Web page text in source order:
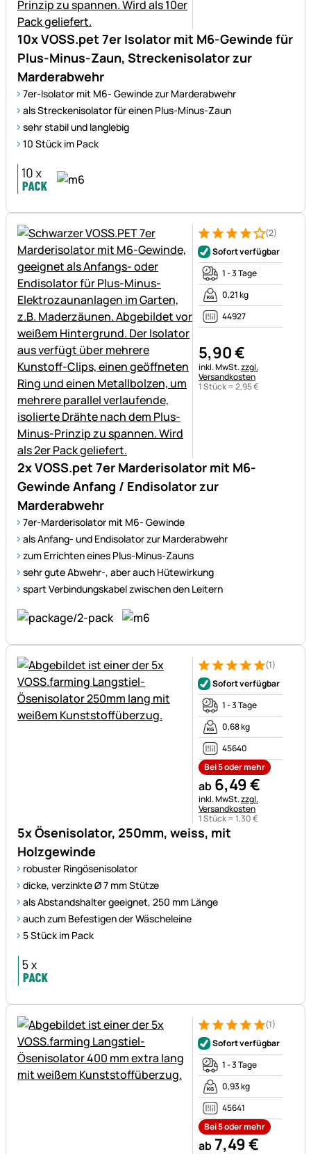
10x VOSS.pet 7er Isolator mit M6-Gewinde für
Plus-Minus-Zaun, Streckenisolator zur
Marderabwehr
7er-Isolator mit M6- Gewinde zur Marderabwehr
als Streckenisolator für einen Plus-Minus-Zaun
sehr stabil und langlebig
10 Stück im Pack
2x VOSS.pet 7er Marderisolator mit M6-
Gewinde Anfang / Endisolator zur
Marderabwehr
7er-Marderisolator mit M6- Gewinde
als Anfang- und Endisolator zur Marderabwehr
zum Errichten eines Plus-Minus-Zauns
sehr gute Abwehr-, aber auch Hütewirkung
spart Verbindungskabel zwischen den Leitern
Bewertung: 4 von 5 (2
2 Bewertungen
(2)
Sofort verfügbar
1 - 3 Tage
0,21 kg
44927
5,90€
Steuerhinweis:
inkl. MwSt.zzgl.
Versandkosten
1 Stück =2,95€
5x Ösenisolator, 250mm, weiss, mit
Holzgewinde
robuster Ringösenisolator
dicke, verzinkte Ø 7 mm Stütze
als Abstandshalter geeignet, 250 mm Länge
auch zum Befestigen der Wäscheleine
5 Stück im Pack
Bewertung: 5 von 5 (1
1 Bewertung
(1)
Sofort verfügbar
1 - 3 Tage
0,68 kg
45640
Bei 5 oder mehr
ab 6,49€
Steuerhinweis:
inkl. MwSt.zzgl.
Versandkosten
1 Stück =1,30€
Bewertung: 5 von 5 (1
1 Bewertung
(1)
Sofort verfügbar
1 - 3 Tage
0,93 kg
45641
Bei 5 oder mehr
ab7,49€